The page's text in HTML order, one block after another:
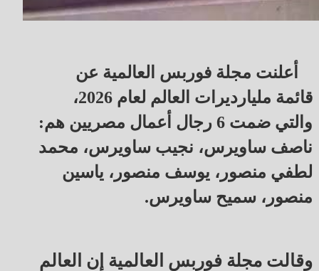
أعلنت مجلة فوربس العالمية عن
قائمة مليارديرات العالم لعام 2026،
والتي ضمت 6 رجال أعمال مصريين هم:
ناصف ساويرس، نجيب ساويرس، محمد
لطفي منصور، يوسف منصور، ياسين
منصور، سميح ساويرس.
وقالت مجلة فوربس العالمية إن العالم